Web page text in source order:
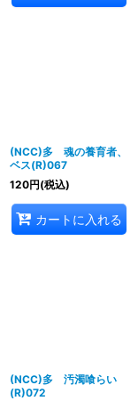
(NCC)多 魂の養育者、
ベス(R)067
120円(税込)
カートに入れる
(NCC)多 汚濁喰らい
(R)072